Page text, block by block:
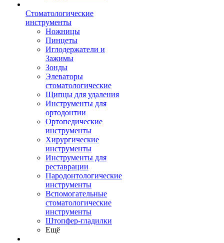
Стоматологические
инструменты
Ножницы
Пинцеты
Иглодержатели и
Зажимы
Зонды
Элеваторы
стоматологические
Щипцы для удаления
Инструменты для
ортодонтии
Ортопедические
инструменты
Хирургические
инструменты
Инструменты для
реставрации
Пародонтологические
инструменты
Вспомогательные
стоматологические
инструменты
Штопфер-гладилки
Ещё